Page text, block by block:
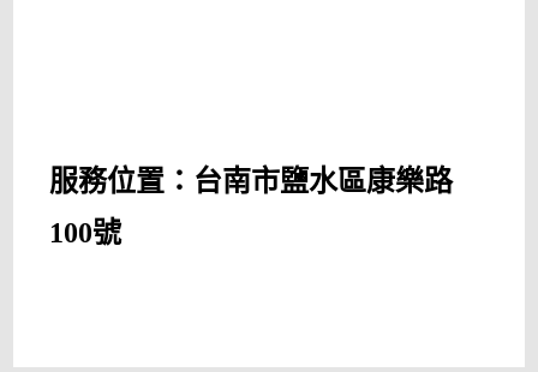
服務位置：台南市鹽水區康樂路
100號